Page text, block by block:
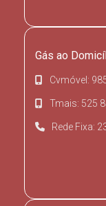
Gás ao
Cvmóvel:
Tmais: 525
Rede Fixa: